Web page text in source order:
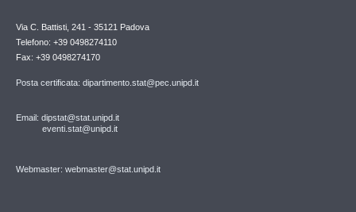
Via C. Battisti, 241 - 35121 Padova
Telefono: +39 0498274110
Fax: +39 0498274170
Posta certificata: dipartimento.stat@pec.unipd.it
Email: dipstat@stat.unipd.it
eventi.stat@unipd.it
Webmaster: webmaster@stat.unipd.it